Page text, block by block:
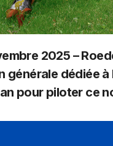
2025 –
générale dédiée à
pour piloter ce